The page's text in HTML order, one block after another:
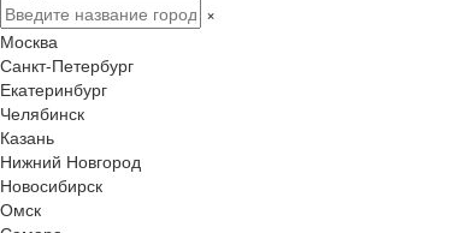
×
Москва
Санкт-Петербург
Екатеринбург
Челябинск
Казань
Нижний Новгород
Новосибирск
Омск